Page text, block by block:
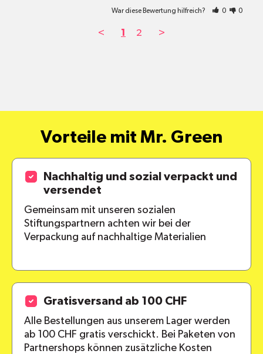
War diese Bewertung hilfreich? 0 0
< 1 2 >
Vorteile mit Mr. Green
Nachhaltig und sozial verpackt und
versendet
Gemeinsam mit unseren sozialen
Stiftungspartnern achten wir bei der
Verpackung auf nachhaltige Materialien
Gratisversand ab 100 CHF
Alle Bestellungen aus unserem Lager werden
ab 100 CHF gratis verschickt. Bei Paketen von
Partnershops können zusätzliche Kosten